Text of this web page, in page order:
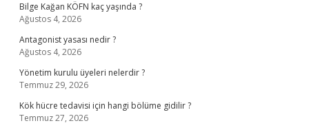
Bilge Kağan KÖFN kaç yaşında ?
Ağustos 4, 2026
Antagonist yasası nedir ?
Ağustos 4, 2026
Yönetim kurulu üyeleri nelerdir ?
Temmuz 29, 2026
Kök hücre tedavisi için hangi bölüme gidilir ?
Temmuz 27, 2026